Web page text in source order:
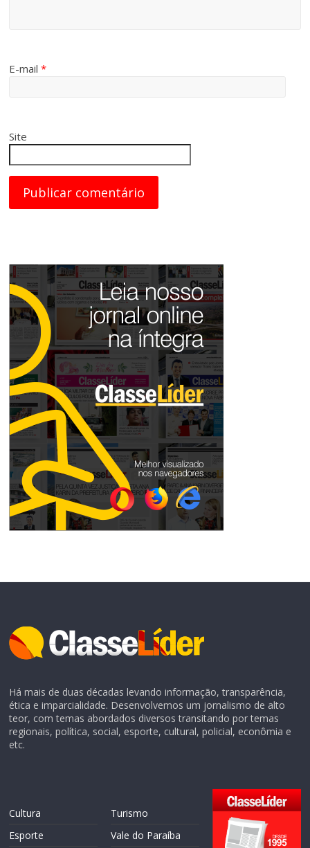
E-mail*
Site
Há mais de duas décadas levando informação, transparência,
ética e imparcialidade. Desenvolvemos um jornalismo de alto
teor, com temas abordados diversos transitando por temas
regionais, política, social, esporte, cultural, policial, econômia e
etc.
Cultura
Esporte
Turismo
Vale do Paraíba